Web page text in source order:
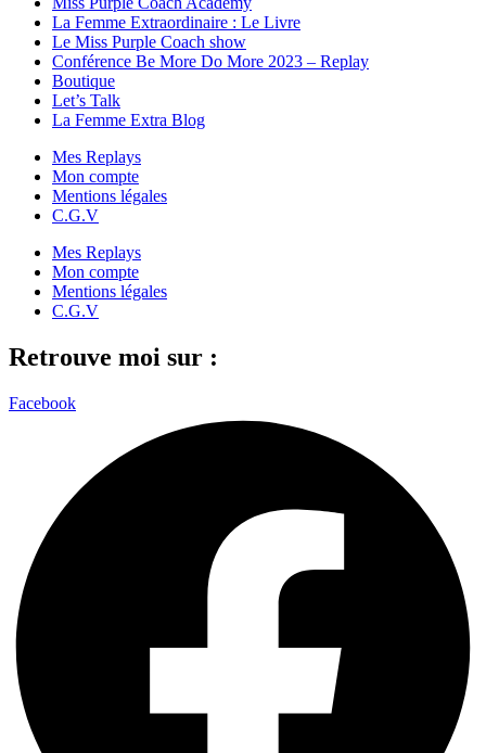
La Femme Extraordinaire : Le Livre
Le Miss Purple Coach show
Conférence Be More Do More 2023 – Replay
Boutique
Let’s Talk
La Femme Extra Blog
Mes Replays
Mon compte
Mentions légales
C.G.V
Mes Replays
Mon compte
Mentions légales
C.G.V
Retrouve moi sur :
Facebook